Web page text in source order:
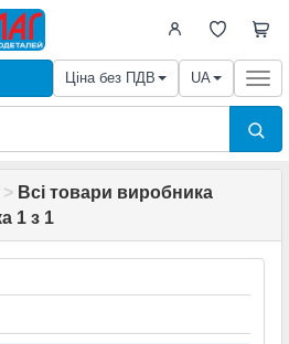
Ціна без ПДВ UA
> Всі товари виробника
1 з 1